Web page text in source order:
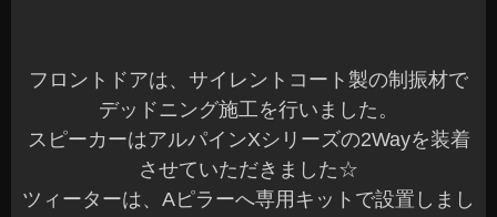
フロントドアは、サイレントコート製の制振材で
デッドニング施工を行いました。
スピーカーはアルパインXシリーズの2Wayを装着
させていただきました☆
ツィーターは、Aピラーへ専用キットで設置しまし